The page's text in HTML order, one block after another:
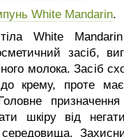
White Mandarin.
White
засіб,
молока. Засіб
до крему, проте
шкіру від
середовища.